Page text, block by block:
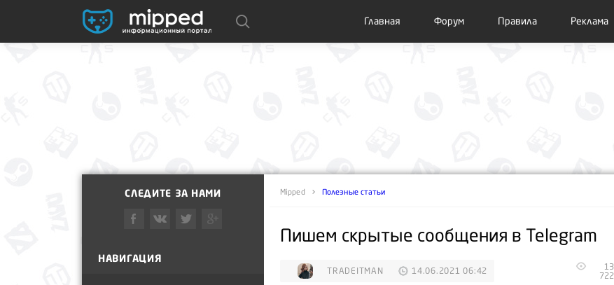
Главная Форум Правила Реклама
СЛЕДИТЕ ЗА НАМИ
НАВИГАЦИЯ
Mipped Полезные статьи
Пишем скрытые сообщения в Telegram
TRADEITMAN 14.06.2021 06:42
13
722